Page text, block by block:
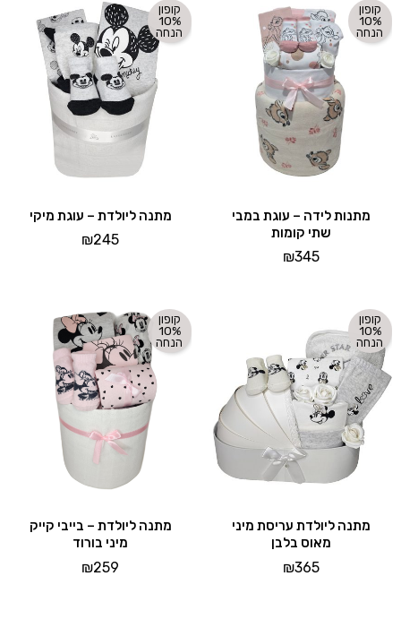
קופון
10%
הנחה
מתנות לידה – עוגת במבי
שתי קומות
₪345
קופון
10%
הנחה
מתנה ליולדת – עוגת מיקי
₪245
קופון
10%
הנחה
מתנה ליולדת עריסת מיני
מאוס בלבן
₪365
קופון
10%
הנחה
מתנה ליולדת – בייבי קייק
מיני בורוד
₪259